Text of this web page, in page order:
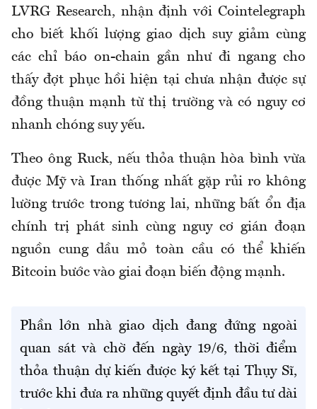
LVRG Research, nhận định với Cointelegraph
cho biết khối lượng giao dịch suy giảm cùng
các chỉ báo on-chain gần như đi ngang cho
thấy đợt phục hồi hiện tại chưa nhận được sự
đồng thuận mạnh từ thị trường và có nguy cơ
nhanh chóng suy yếu.
Theo ông Ruck, nếu thỏa thuận hòa bình vừa
được Mỹ và Iran thống nhất gặp rủi ro không
lường trước trong tương lai, những bất ổn địa
chính trị phát sinh cùng nguy cơ gián đoạn
nguồn cung dầu mỏ toàn cầu có thể khiến
Bitcoin bước vào giai đoạn biến động mạnh.
Phần lớn nhà giao dịch đang đứng ngoài
quan sát và chờ đến ngày 19/6, thời điểm
thỏa thuận dự kiến được ký kết tại Thụy Sĩ,
trước khi đưa ra những quyết định đầu tư dài